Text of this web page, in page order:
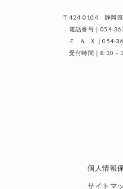
〒424-0104 静岡県
電話番号｜054-
Ｆ Ａ Ｘ｜054-
受付時間｜8:30 -
個人情報
サイトマ